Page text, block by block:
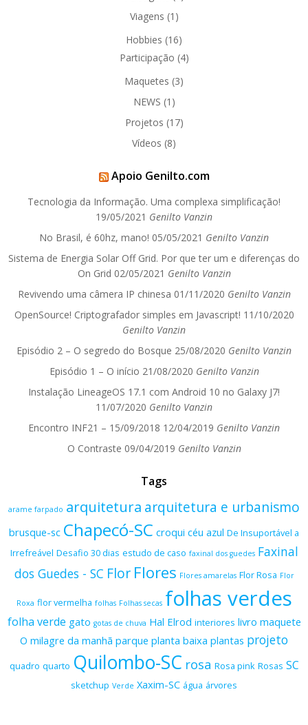
Viagens (1)
Hobbies (16)
Participação (4)
Maquetes (3)
NEWS (1)
Projetos (17)
Vídeos (8)
Apoio Genilto.com
Tecnologia da Informação. Uma complexa simplificação!
19/05/2021 Genilto Vanzin
No Brasil, é 60hz, mano! 05/05/2021 Genilto Vanzin
Sistema de Energia Solar Off Grid. Por que ter um e diferenças do
On Grid 02/05/2021 Genilto Vanzin
Revivendo uma câmera IP chinesa 01/11/2020 Genilto Vanzin
OpenSource! Criptografador simples em Javascript! 11/10/2020
Genilto Vanzin
Episódio 2 – O segredo do Bosque 25/08/2020 Genilto Vanzin
Episódio 1 – O início 21/08/2020 Genilto Vanzin
Instalação LineageOS 17.1 com Android 10 no Galaxy J7!
11/07/2020 Genilto Vanzin
Encontro INF21 – 15/09/2018 12/04/2019 Genilto Vanzin
O Contraste 09/04/2019 Genilto Vanzin
Tags
arame farpado arquitetura arquitetura e urbanismo
brusque-sc Chapecó-SC croqui céu azul De Insuportável a
Irrefreável Desafio 30 dias estudo de caso faxinal dos guedes Faxinal
dos Guedes - SC Flor Flores Flores amarelas Flor Rosa Flor
Roxa flor vermelha folhas Folhas secas folhas verdes
folha verde gato gotas de chuva Hal Elrod interiores livro maquete
O milagre da manhã parque planta baixa plantas projeto
quadro quarto Quilombo-SC rosa Rosa pink Rosas SC
sketchup Verde Xaxim-SC água árvores